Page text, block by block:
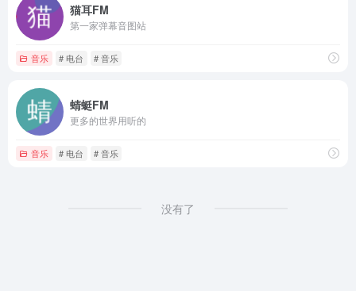
猫耳FM
第一家弹幕音图站
音乐 # 电台 # 音乐
蜻蜓FM
更多的世界用听的
音乐 # 电台 # 音乐
没有了